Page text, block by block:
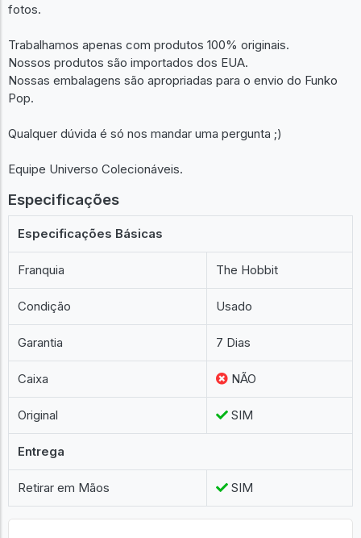
fotos.
Trabalhamos apenas com produtos 100% originais.
Nossos produtos são importados dos EUA.
Nossas embalagens são apropriadas para o envio do Funko
Pop.
Qualquer dúvida é só nos mandar uma pergunta ;)
Equipe Universo Colecionáveis.
Especificações
Especificações Básicas
Franquia The Hobbit
Condição Usado
Garantia 7 Dias
Caixa NÃO
Original SIM
Entrega
Retirar em Mãos SIM